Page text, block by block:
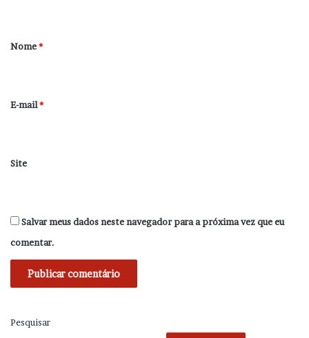
r
*
Nome*
E-mail*
Site
Salvar meus dados neste navegador para a próxima vez que eu
comentar.
Pesquisar